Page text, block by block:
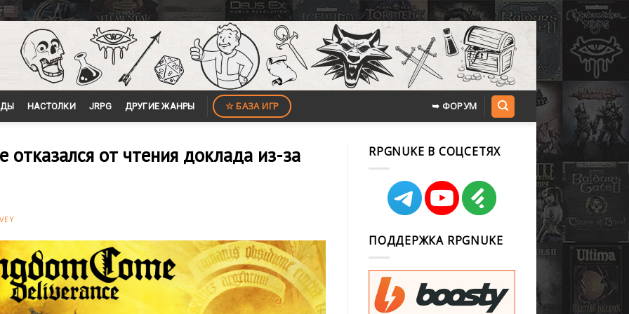
НАСТОЛКИ JRPG ДРУГИЕ ЖАНРЫ ☆ БАЗА ИГР ➥ ФОРУМ
отказался от чтения доклада из-за
RPGNUKE В СОЦСЕТЯХ
ПОДДЕРЖКА RPGNUKE